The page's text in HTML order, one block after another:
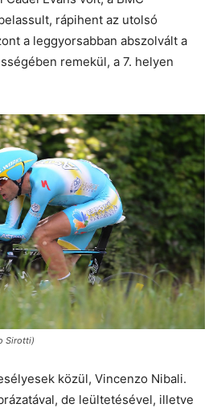
rápihent az utolsó
a leggyorsabban abszolvált a
remekül, a 7. helyen
Sirotti)
közül, Vincenzo Nibali.
de leültetésével, illetve